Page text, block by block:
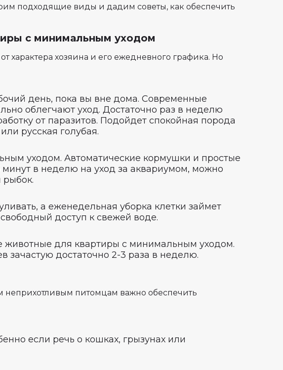
подходящие виды и дадим советы, как обеспечить
с минимальным уходом
характера хозяина и его ежедневного графика. Но
день, пока вы вне дома. Современные
облегчают уход. Достаточно раз в неделю
от паразитов. Подойдет спокойная порода
русская голубая.
уходом. Автоматические кормушки и простые
в неделю на уход за аквариумом, можно
а еженедельная уборка клетки займет
доступ к свежей воде.
животные для квартиры с минимальным уходом.
зачастую достаточно 2-3 раза в неделю.
питомцам важно обеспечить
если речь о кошках, грызунах или